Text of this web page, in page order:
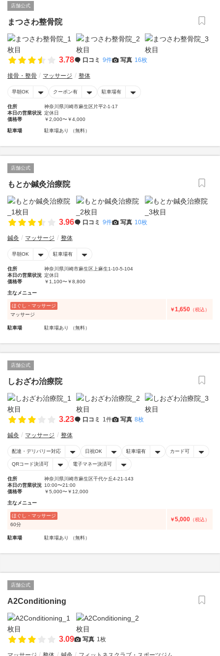
店舗公式
まつさわ整骨院
3.78 口コミ 9件 写真 16枚
接骨・整骨 マッサージ 整体
早朝OK クーポン有 駐車場有
住所
神奈川県川崎市麻生区片平2-1-17
本日の営業状況 定休日
価格帯
￥2,000〜￥4,000
駐車場 駐車場あり （無料）
店舗公式
もとか鍼灸治療院
3.96 口コミ 9件 写真 10枚
鍼灸 マッサージ 整体
早朝OK 駐車場有
住所
神奈川県川崎市麻生区上麻生1-10-5-104
本日の営業状況 定休日
価格帯
￥1,100〜￥8,800
主なメニュー
ほぐし・マッサージ
マッサージ
￥1,650 （税込）
駐車場 駐車場あり （無料）
店舗公式
しおざわ治療院
3.23 口コミ 1件 写真 8枚
鍼灸 マッサージ 整体
配達・デリバリー対応 日祝OK 駐車場有 カード可
QRコード決済可 電子マネー決済可
住所
神奈川県川崎市麻生区千代ケ丘4-21-143
本日の営業状況 10:00〜21:00
価格帯
￥5,000〜￥12,000
主なメニュー
ほぐし・マッサージ
60分
￥5,000 （税込）
駐車場 駐車場あり （無料）
店舗公式
A2Conditioning
3.09 写真 1枚